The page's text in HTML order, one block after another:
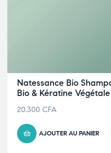
Natessance Bio
Bio & Kératine
20.300 CFA
AJOUTER AU PANIER